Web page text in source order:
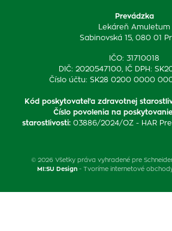
Prevádzka
Lekáreň Amuletum
Sabinovská 15, 080 01
IČO: 31710018
DIČ: 2020547100, IČ DPH:
Číslo účtu: SK28 0200 0000
Kód poskytovateľa zdravotnej
Číslo povolenia na
starostlivosti: 03886/2024/OZ - HAR
© 2026 Všetky práva vyhradené pre
MI:SU Design- Tvoríme internetové